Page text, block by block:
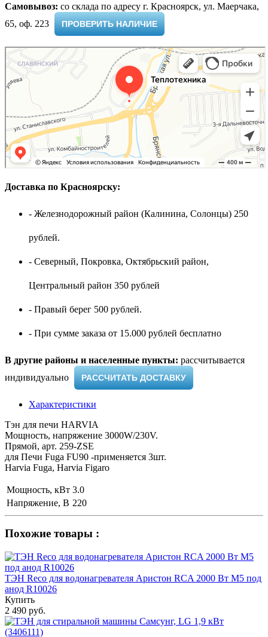
Самовывоз: cо склада по адресу г. Красноярск, ул. Маерчака,
65, оф. 223 ​
ПРОВЕРИТЬ НАЛИЧИЕ
Доставка по Красноярску:
- Железнодорожный район (Калинина, Солонцы) 250
рублей.
- Северный, Покровка, Октябрьский район,
Центральный район 350 рублей
- Правый берег 500 рублей.
- При сумме заказа от 15.000 рублей бесплатно
В другие районы и населенные пункты: рассчитывается
индивидуально ​
РАССЧИТАТЬ ДОСТАВКУ
Характеристики
Тэн для печи HARVIA
Мощность, напряжение 3000W/230V.
Прямой, арт. 259-ZSE
для Печи Fuga FU90 -применяется 3шт.
Harvia Fuga, Harvia Figaro
Мощность, кВт 3.0
Напряжение, В 220
Похожие товары :
ТЭН Reco для водонагревателя Аристон RCA 2000 Вт M5 под
анод R10026
Купить
2 490 руб.